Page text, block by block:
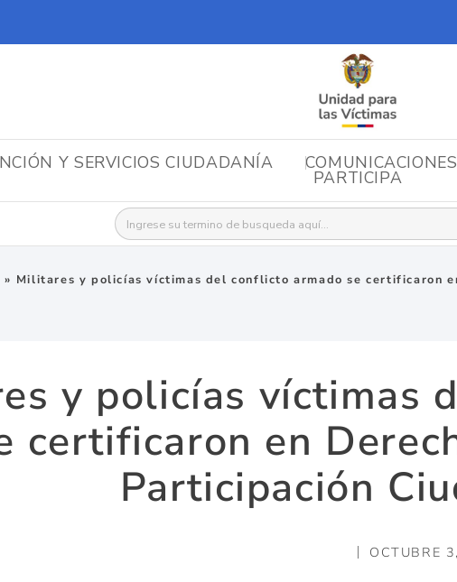
Y SERVICIOS CIUDADANÍA COMUNICACIONES
PARTICIPA
Buscar:
» Militares y policías víctimas del conflicto armado se certificaron
y policías víctimas
certificaron en
Participación
OCTUBRE